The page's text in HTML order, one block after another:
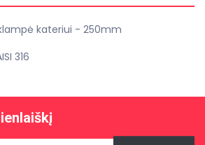
kateriui - 250mm
316